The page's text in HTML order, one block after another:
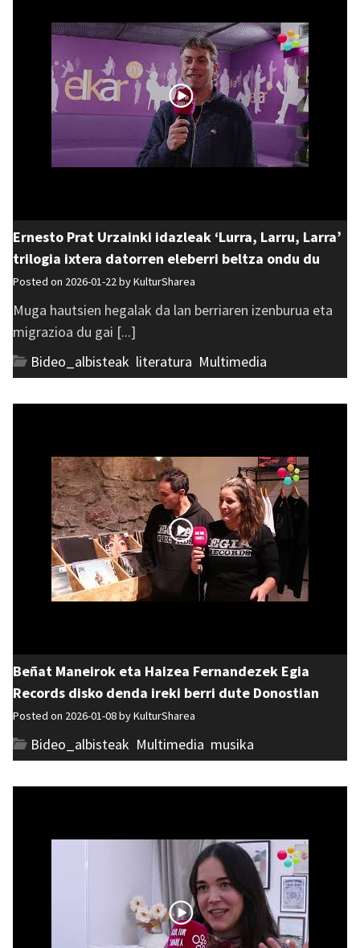
Ernesto Prat Urzainki idazleak ‘Lurra, Larru, Larra’
trilogia ixtera datorren eleberri beltza ondu du
Posted on 2026-01-22 byKulturSharea
Muga hautsien hegalak da lan berriaren izenburua eta
migrazioa du gai [...]
Bideo_albisteak literatura Multimedia
Beñat Maneirok eta Haizea Fernandezek Egia
Records disko denda ireki berri dute Donostian
Posted on 2026-01-08 byKulturSharea
Bideo_albisteak Multimedia musika